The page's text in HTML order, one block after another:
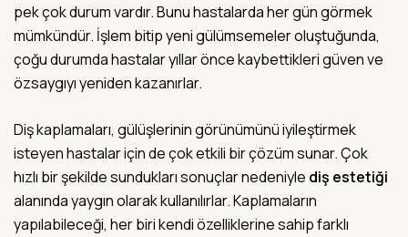
pek çok durum vardır. Bunu hastalarda her gün görmek
mümkündür. İşlem bitip yeni gülümsemeler oluştuğunda,
çoğu durumda hastalar yıllar önce kaybettikleri güven ve
özsaygıyı yeniden kazanırlar.
Diş kaplamaları, gülüşlerinin görünümünü iyileştirmek
isteyen hastalar için de çok etkili bir çözüm sunar. Çok
hızlı bir şekilde sundukları sonuçlar nedeniyle diş estetiği
alanında yaygın olarak kullanılırlar. Kaplamaların
yapılabileceği, her biri kendi özelliklerine sahip farklı